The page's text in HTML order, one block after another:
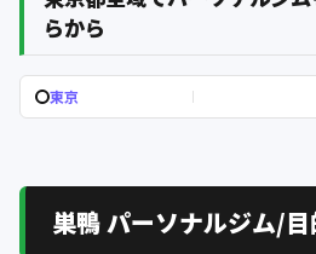
らから
東京
巣鴨 パーソナルジム/